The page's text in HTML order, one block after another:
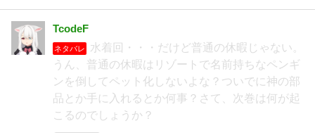
TcodeF
ネタバレ
水着回・・・だけど普通の休暇じゃない。
うん、普通の休暇はリゾートで名前持ちなペンギ
ンを倒してペット化しないよな？ついでに神の部
品とか手に入れるとか何事？さて、次巻は何が起
こるのでしょうか？